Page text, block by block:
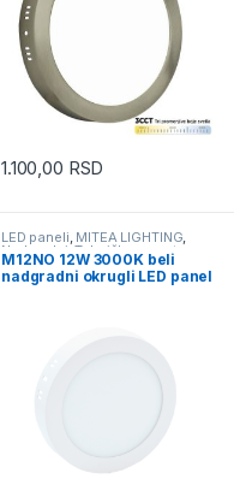
1.100,00 RSD
LED paneli, MITEA LIGHTING,
Nadgradni,Tehnička rasveta
M12NO 12W 3000K beli
nadgradni okrugli LED panel